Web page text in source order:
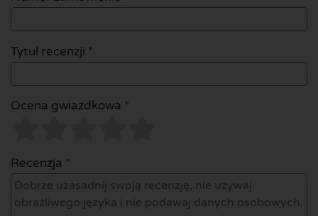
Tytuł recenzji *
Ocena gwiazdkowa *
Recenzja *